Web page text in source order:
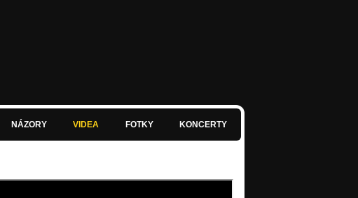
NÁZORY VIDEA FOTKY KONCERTY